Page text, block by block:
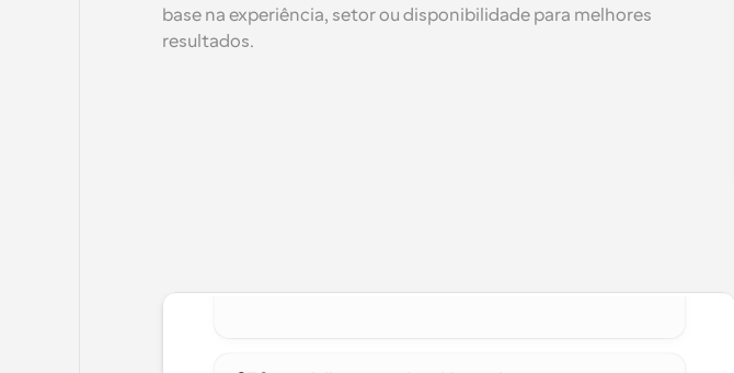
base na experiência, setor ou disponibilidade para melhores
resultados.